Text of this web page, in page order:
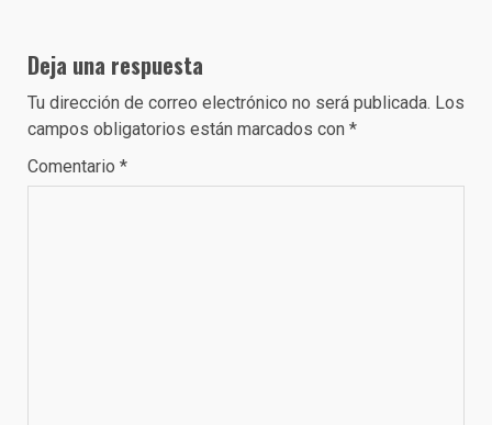
Deja una respuesta
Tu dirección de correo electrónico no será publicada. Los
campos obligatorios están marcados con *
Comentario *